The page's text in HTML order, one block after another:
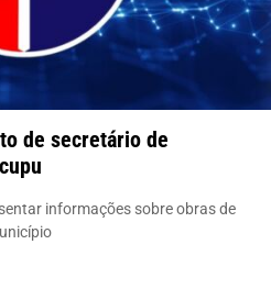
de secretário de
informações sobre obras de